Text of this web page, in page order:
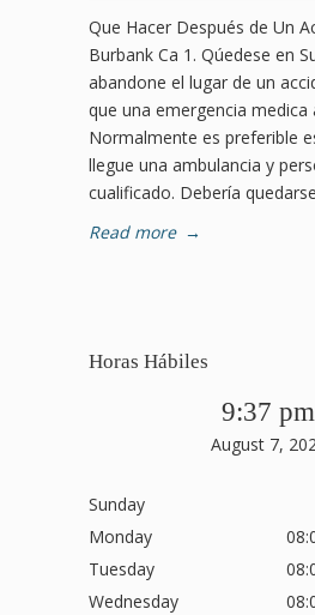
Que Hacer Después de Un
Burbank Ca 1. Qúedese en
abandone el lugar de un
que una emergencia medica
Normalmente es preferible
llegue una ambulancia y
cualificado. Debería
Read more →
Horas Hábiles
9:37 pm
August 7,
Sunday
Monday
Tuesday
Wednesday